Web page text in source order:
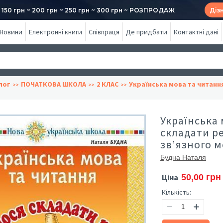
грн ~ 200 грн ~ 250 грн ~ 300 грн ~ РОЗПРОДАЖ
Новини Електронні книги Співпраця Де придбати Контактні дані
ПОЧАТКОВА ШКОЛА 2 КЛАС Українська мова та
складати
зв’язного
Будна Наталя
Ціна: 50,00 грн
Кількість: